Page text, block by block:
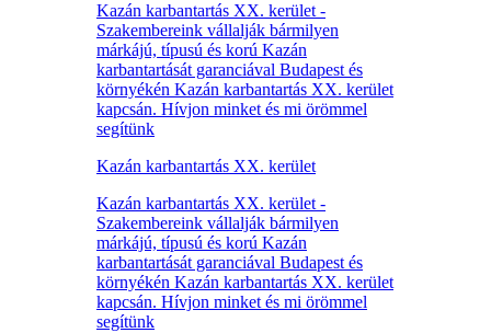
Kazán karbantartás XX. kerület -
Szakembereink vállalják bármilyen
márkájú, típusú és korú Kazán
karbantartását garanciával Budapest és
környékén Kazán karbantartás XX. kerület
kapcsán. Hívjon minket és mi örömmel
segítünk
Kazán karbantartás XX. kerület
Kazán karbantartás XX. kerület -
Szakembereink vállalják bármilyen
márkájú, típusú és korú Kazán
karbantartását garanciával Budapest és
környékén Kazán karbantartás XX. kerület
kapcsán. Hívjon minket és mi örömmel
segítünk